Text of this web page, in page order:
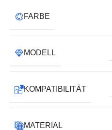
FARBE
MODELL
KOMPATIBILITÄT
MATERIAL